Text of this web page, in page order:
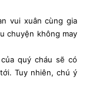
vui xuân cùng gia
chuyện không may
quý cháu sẽ có
Tuy nhiên, chú ý